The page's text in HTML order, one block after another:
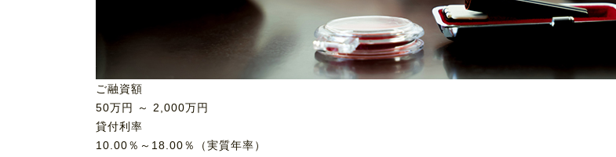
ご融資額
50万円 ～ 2,000万円
貸付利率
10.00％～18.00％（実質年率）